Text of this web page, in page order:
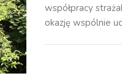
współpracy
okazję wspólnie